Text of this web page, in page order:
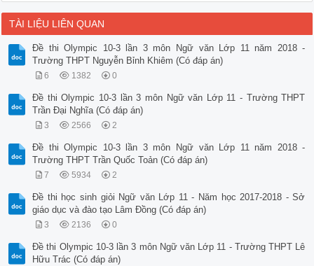
TÀI LIỆU LIÊN QUAN
Đề thi Olympic 10-3 lần 3 môn Ngữ văn Lớp 11 năm 2018 -
Trường THPT Nguyễn Bỉnh Khiêm (Có đáp án)
6 1382 0
Đề thi Olympic 10-3 lần 3 môn Ngữ văn Lớp 11 - Trường THPT
Trần Đại Nghĩa (Có đáp án)
3 2566 2
Đề thi Olympic 10-3 lần 3 môn Ngữ văn Lớp 11 năm 2018 -
Trường THPT Trần Quốc Toản (Có đáp án)
7 5934 2
Đề thi học sinh giỏi Ngữ văn Lớp 11 - Năm học 2017-2018 - Sở
giáo dục và đào tạo Lâm Đồng (Có đáp án)
3 2136 0
Đề thi Olympic 10-3 lần 3 môn Ngữ văn Lớp 11 - Trường THPT Lê
Hữu Trác (Có đáp án)